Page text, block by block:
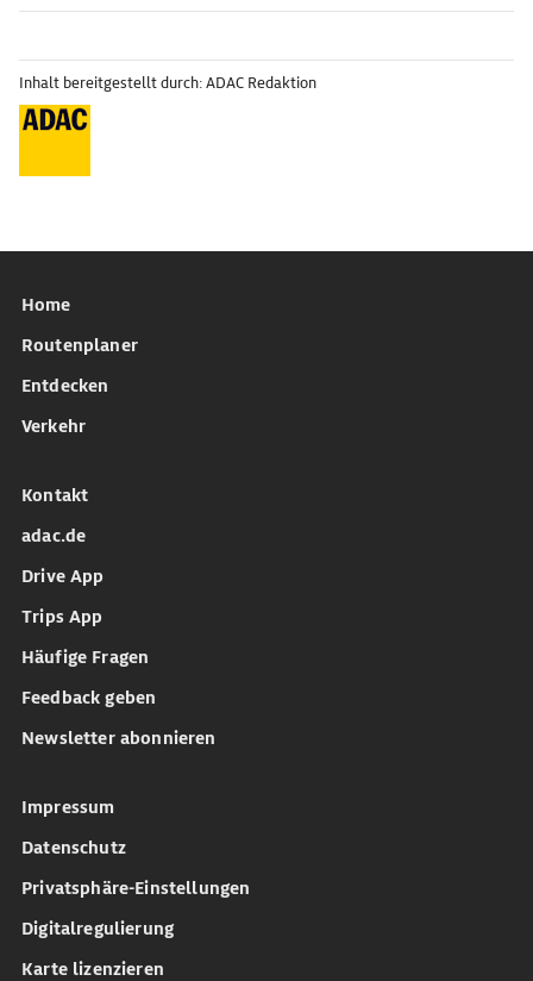
Inhalt bereitgestellt durch: ADAC Redaktion
Home
Routenplaner
Entdecken
Verkehr
Kontakt
adac.de
Drive App
Trips App
Häufige Fragen
Feedback geben
Newsletter abonnieren
Impressum
Datenschutz
Privatsphäre-Einstellungen
Digitalregulierung
Karte lizenzieren